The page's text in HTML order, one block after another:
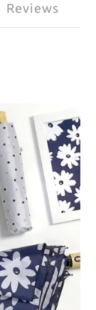
Reviews